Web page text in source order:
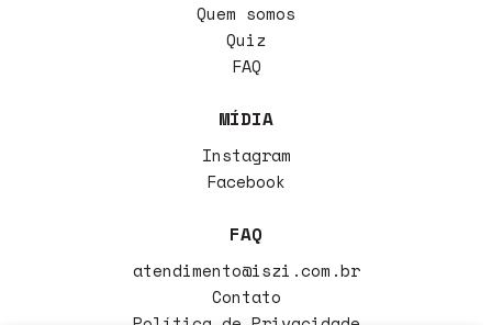
Quem somos
Quiz
FAQ
MÍDIA
Instagram
Facebook
FAQ
atendimento@iszi.com.br
Contato